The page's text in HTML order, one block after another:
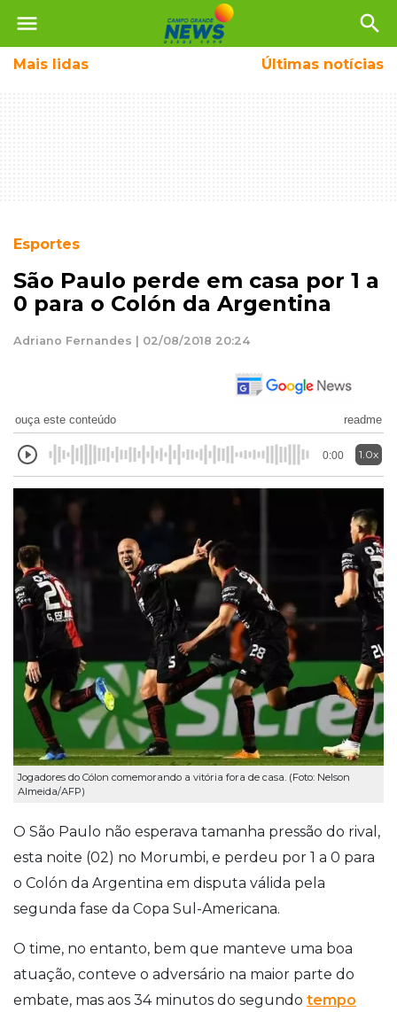
menu search
Mais lidas Últimas notícias
Esportes
São Paulo perde em casa por 1 a
0 para o Colón da Argentina
Adriano Fernandes | 02/08/2018 20:24
ouça este conteúdo readme
0:00 1.0x
Jogadores do Cólon comemorando a vitória fora de casa. (Foto: Nelson
Almeida/AFP)
O São Paulo não esperava tamanha pressão do rival,
esta noite (02) no Morumbi, e perdeu por 1 a 0 para
o Colón da Argentina em disputa válida pela
segunda fase da Copa Sul-Americana.
O time, no entanto, bem que manteve uma boa
atuação, conteve o adversário na maior parte do
embate, mas aos 34 minutos do segundo tempo